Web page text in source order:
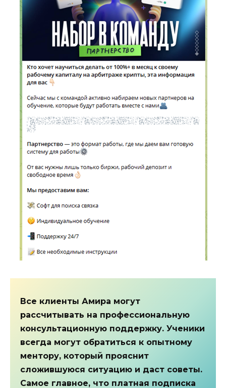
Все клиенты Амира могут
рассчитывать на профессиональную
консультационную поддержку. Ученики
всегда могут обратиться к опытному
ментору, который прояснит
сложившуюся ситуацию и даст советы.
Самое главное, что платная подписка